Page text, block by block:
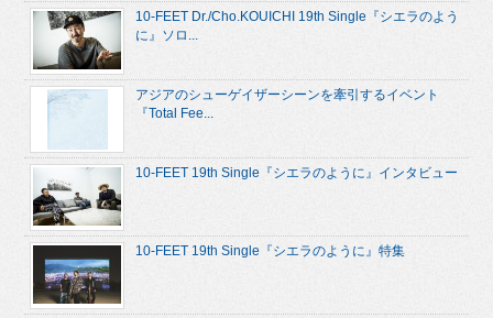
10-FEET Dr./Cho.KOUICHI 19th Single『シエラのよう
に』ソロ...
アジアのシューゲイザーシーンを牽引するイベント
『Total Fee...
10-FEET 19th Single『シエラのように』インタビュー
10-FEET 19th Single『シエラのように』特集